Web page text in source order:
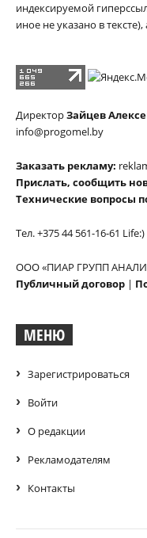
индексируемой
иное не указано в
ДиректорЗайцев
info@progomel.by
Заказать рекламу:
Прислать, сообщить
Технические вопросы
Тел. +375 44 561-16-61 Life:)
ООО «ПИАР ГРУПП
Публичный договор |
МЕНЮ
Зарегистрироваться
Войти
О редакции
Рекламодателям
Контакты